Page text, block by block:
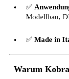
✅
Modellbau,
✅ Made in
Warum